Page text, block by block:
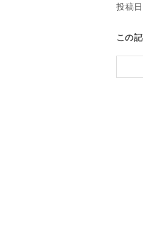
投稿日
この